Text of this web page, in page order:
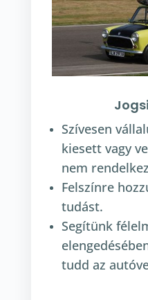
Szívesen
kiesett vagy
nem
Felszínre
tudást.
Segítünk
tudd az